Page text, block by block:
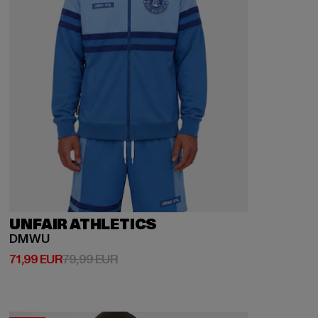
UNFAIR ATHLETICS
DMWU
71,99 EUR
Derzeitiger Preis: 71,99 EUR
79,99 EURAktionspreis: 79,99 EUR